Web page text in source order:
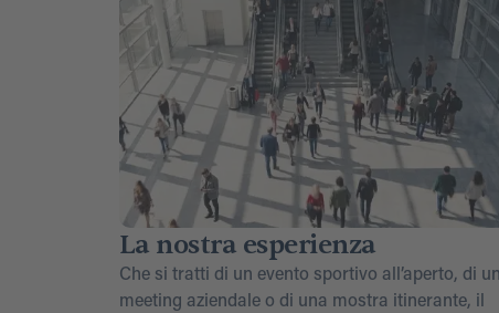
La nostra esperienza
Che si tratti di un evento sportivo all’aperto, di un
meeting aziendale o di una mostra itinerante, il